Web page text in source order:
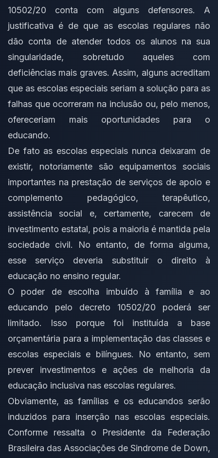
10502/20 conta com alguns defensores. A
justificativa é de que as escolas regulares não
dão conta de atender todos os alunos na sua
singularidade, sobretudo aqueles com
deficiências mais graves. Assim, alguns acreditam
que as escolas especiais seriam a solução para as
falhas que ocorreram na inclusão ou, pelo menos,
ofereceriam mais oportunidades para o
educando.
De fato as escolas especiais nunca deixaram de
existir, notoriamente são equipamentos sociais
importantes na prestação de serviços de apoio e
complemento pedagógico, terapêutico,
assistência social e, certamente, carecem de
investimento estatal, pois a maioria é mantida pela
sociedade civil. No entanto, de forma alguma,
esse serviço deveria substituir o direito à
educação no ensino regular.
O poder de escolha imbuído à família e ao
educando pelo decreto 10502/20 poderá ser
limitado. Isso porque foi instituída a base
orçamentária para a implementação das classes e
escolas especiais e bilíngues. No entanto, sem
prever investimentos e ações de melhoria da
educação inclusiva nas escolas regulares.
Obviamente, as famílias e os educandos serão
induzidos para inserção nas escolas especiais.
Conforme ressalta o Presidente da Federação
Brasileira das Associações de Sindrome de Down,